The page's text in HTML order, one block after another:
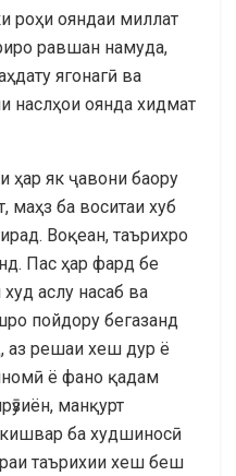
роҳи ояндаи миллат
равшан намуда,
ягонагӣ ва
наслҳои оянда хидмат
ҳар як ҷавони баору
маҳз ба воситаи хуб
Воқеан, таърихро
Пас ҳар фард бе
аслу насаб ва
пойдору бегазанд
аз решаи хеш дур ё
ё фано қадам
манқурт
ба худшиносӣ
таърихии хеш беш